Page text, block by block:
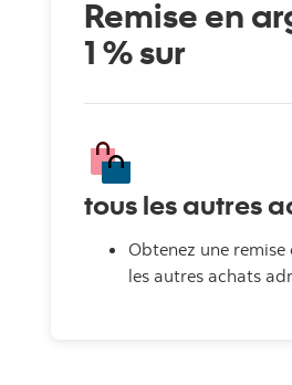
Remise en
1 % sur
tous les autres
Obtenez une remise
les autres achats